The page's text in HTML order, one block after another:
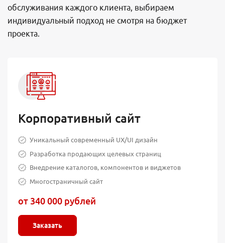
обслуживания каждого клиента, выбираем
индивидуальный подход не смотря на бюджет
проекта.
Корпоративный сайт
Уникальный современный UX/UI дизайн
Разработка продающих целевых страниц
Внедрение каталогов, компонентов и виджетов
Многостраничный сайт
от 340 000 рублей
Заказать